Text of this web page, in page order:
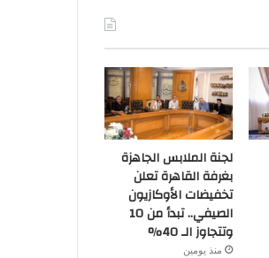
لجنة الملابس الجاهزة
بغرفة القاهرة تعلن
تخفيضات الأوكازيون
الصيفي.. تبدأ من 10
وتتجاوز الـ 40%
منذ يومين